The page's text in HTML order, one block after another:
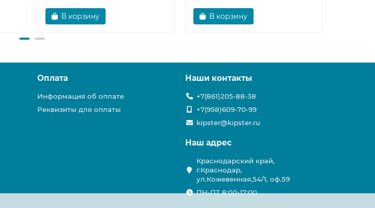
В корзину В корзину
Оплата
Информация об оплате
Реквизиты для оплаты
Наши контакты
+7(861)205-88-38
+7(958)609-70-99
kipster@kipster.ru
Наш адрес
Краснодарский край,
г.Краснодар,
ул.Кожевенная,54/1, оф.59
ПН-ПТ 8:00-17:00